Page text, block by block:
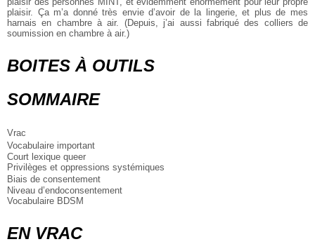
plaisir. Ça m’a donné très envie d’avoir de la lingerie, et plus de mes
harnais en chambre à air. (Depuis, j’ai aussi fabriqué des colliers de
soumission en chambre à air.)
BOITES À OUTILS
SOMMAIRE
Vrac
Vocabulaire important
Court lexique queer
Privilèges et oppressions systémiques
Biais de consentement
Niveau d’endoconsentement
Vocabulaire BDSM
EN VRAC